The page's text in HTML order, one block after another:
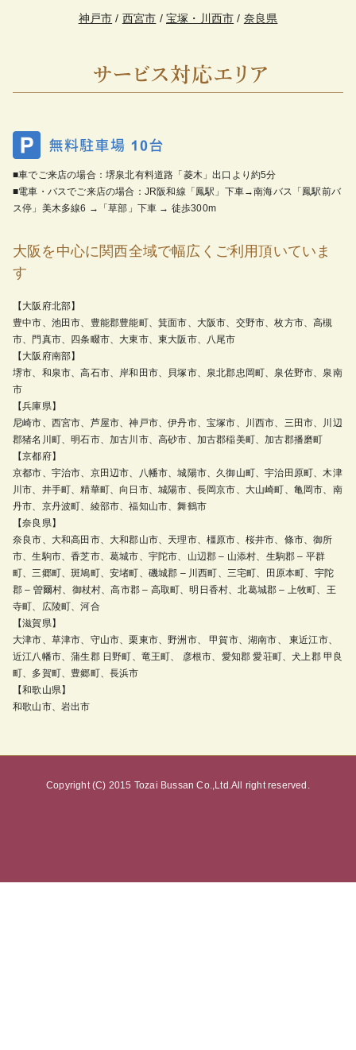
神戸市 / 西宮市 / 宝塚・川西市 / 奈良県
■車でご来店の場合：堺泉北有料道路「菱木」出口より約5分
■電車・バスでご来店の場合：JR阪和線「鳳駅」下車→南海バス「鳳駅前バ
ス停」美木多線6 →「草部」下車 → 徒歩300m
大阪を中心に関西全域で幅広くご利用頂いていま
す
【大阪府北部】
豊中市、池田市、豊能郡豊能町、箕面市、大阪市、交野市、枚方市、高槻
市、門真市、四条畷市、大東市、東大阪市、八尾市
【大阪府南部】
堺市、和泉市、高石市、岸和田市、貝塚市、泉北郡忠岡町、泉佐野市、泉南
市
【兵庫県】
尼崎市、西宮市、芦屋市、神戸市、伊丹市、宝塚市、川西市、三田市、川辺
郡猪名川町、明石市、加古川市、高砂市、加古郡稲美町、加古郡播磨町
【京都府】
京都市、宇治市、京田辺市、八幡市、城陽市、久御山町、宇治田原町、木津
川市、井手町、精華町、向日市、城陽市、長岡京市、大山崎町、亀岡市、南
丹市、京丹波町、綾部市、福知山市、舞鶴市
【奈良県】
奈良市、大和高田市、大和郡山市、天理市、橿原市、桜井市、條市、御所
市、生駒市、香芝市、葛城市、宇陀市、山辺郡 – 山添村、生駒郡 – 平群
町、三郷町、斑鳩町、安堵町、磯城郡 – 川西町、三宅町、田原本町、宇陀
郡 – 曽爾村、御杖村、高市郡 – 高取町、明日香村、北葛城郡 – 上牧町、王
寺町、広陵町、河合
【滋賀県】
大津市、草津市、守山市、栗東市、野洲市、 甲賀市、湖南市、 東近江市、
近江八幡市、蒲生郡 日野町、竜王町、 彦根市、愛知郡 愛荘町、犬上郡 甲良
町、多賀町、豊郷町、長浜市
【和歌山県】
和歌山市、岩出市
Copyright (C) 2015 Tozai Bussan Co.,Ltd.All right reserved.